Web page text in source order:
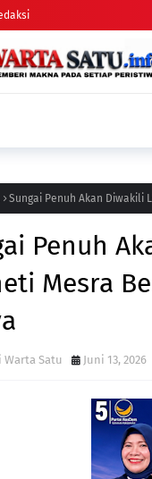
ke DPD PSI dan KPUD: Nama
Pertanyakan
Sungai Penuh Akan Diwakili
Penuh
Mesra
Warta Satu Juni 13, 2026